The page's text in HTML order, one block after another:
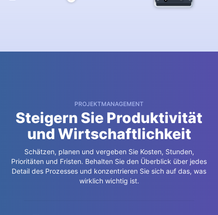
PROJEKTMANAGEMENT
Steigern Sie Produktivität
und Wirtschaftlichkeit
Schätzen, planen und vergeben Sie Kosten, Stunden,
Prioritäten und Fristen. Behalten Sie den Überblick über jedes
Detail des Prozesses und konzentrieren Sie sich auf das, was
wirklich wichtig ist.